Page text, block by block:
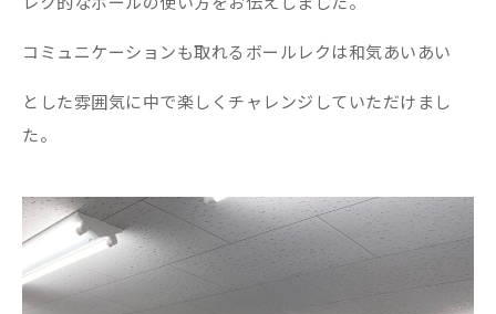
コミュニケーションも取れるボールレクは和気あいあい
とした雰囲気に中で楽しくチャレンジしていただけまし
た。